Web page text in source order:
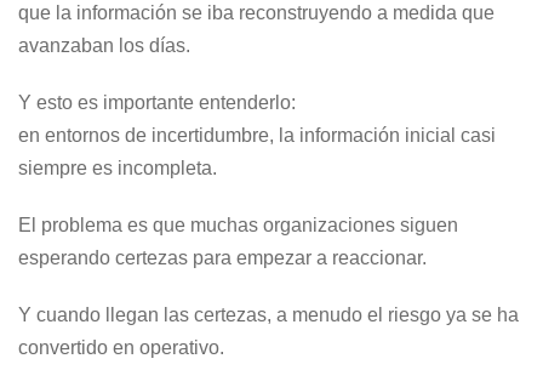
que la información se iba reconstruyendo a medida que
avanzaban los días.
Y esto es importante entenderlo:
en entornos de incertidumbre, la información inicial casi
siempre es incompleta.
El problema es que muchas organizaciones siguen
esperando certezas para empezar a reaccionar.
Y cuando llegan las certezas, a menudo el riesgo ya se ha
convertido en operativo.